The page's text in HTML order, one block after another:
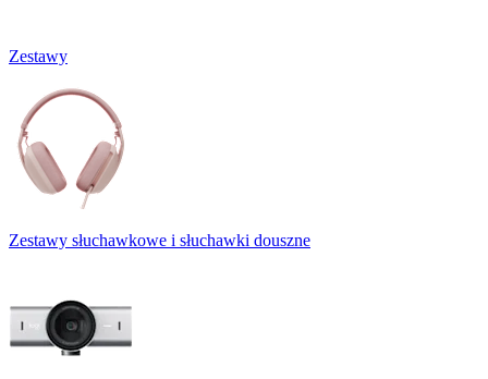
Zestawy
Zestawy słuchawkowe i słuchawki douszne